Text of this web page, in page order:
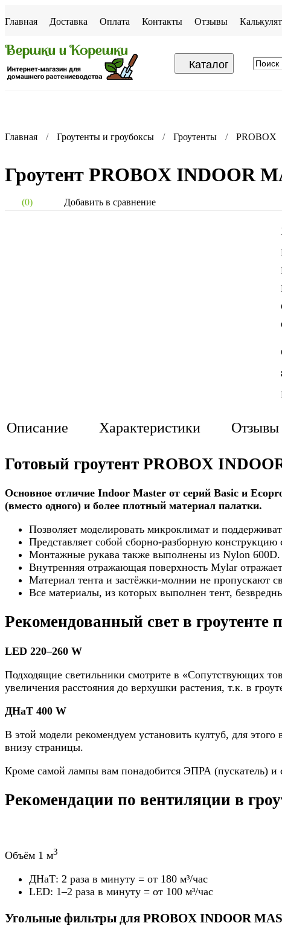
Главная Доставка Оплата Контакты Отзывы
Каталог
Главная Гроутенты и гроубоксы Гроутенты PROBOX
Гроутент PROBOX INDOOR
(0) Добавить в сравнение
Описание Характеристики Отзывы
Готовый гроутент PROBOX
Основное отличие Indoor Master от серий Basic и
(вместо одного) и более плотный материал палатки.
Позволяет моделировать микроклимат и
Представляет собой сборно-разборную
Монтажные рукава также выполнены из Nylon 600D.
Внутренняя отражающая поверхность Mylar
Материал тента и застёжки-молнии не пропускают
Все материалы, из которых выполнен тент,
Рекомендованный свет в
LED 220–260 W
Подходящие светильники смотрите в «Сопутствующих
увеличения расстояния до верхушки растения, т.к. в
ДНаТ 400 W
В этой модели рекомендуем установить култуб, для
внизу страницы.
Кроме самой лампы вам понадобится ЭПРА (пускатель) и
Рекомендации по вентиляции в
Объём 1 м3
ДНаТ: 2 раза в минуту = от 180 м³/час
LED: 1–2 раза в минуту = от 100 м³/час
Угольные фильтры для PROBOX INDOOR